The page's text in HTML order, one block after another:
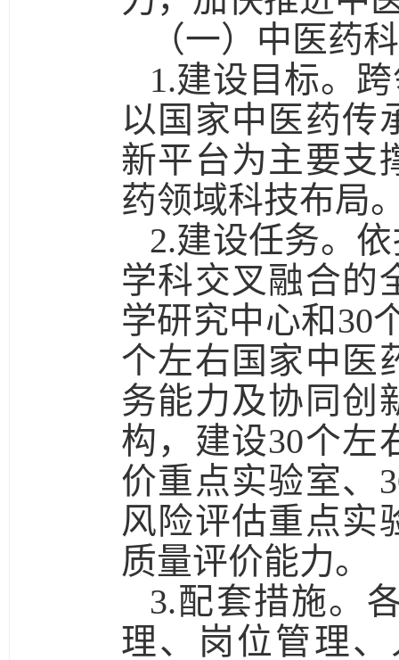
（一）中医药
1.建设目标。
以国家中医药传
新平台为主要支
药领域科技布局
2.建设任务。
学科交叉融合的
学研究中心和30
个左右国家中医
务能力及协同创
构，建设30个左
价重点实验室、
风险评估重点实
质量评价能力。
3.配套措施。
理、岗位管理